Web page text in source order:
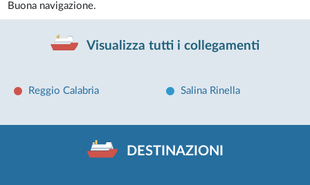
Buona navigazione.
Visualizza tutti i collegamenti
Reggio Calabria Salina Rinella
DESTINAZIONI